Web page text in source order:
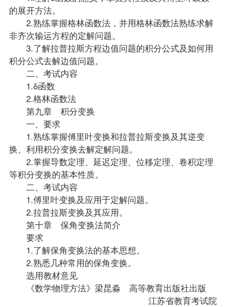
的展开方法。
2.熟练掌握格林函数法，并用格林函数法熟练求解
非齐次输运方程的定解问题。
3.了解拉普拉斯方程边值问题的积分公式及如何用
积分公式去解边值问题。
二、考试内容
1.δ函数
2.格林函数法
第九章 积分变换
一、要求
1.熟练掌握傅里叶变换和拉普拉斯变换及其逆变
换、利用积分变换去解定解问题。
2.掌握导数定理、延迟定理、位移定理、卷积定理
等积分变换的基本性质。
二、考试内容
1.傅里叶变换及应用于定解问题。
2.拉普拉斯变换及其应用。
第十章 保角变换法简介
要求
1.了解保角变换法的基本思想。
2.熟悉几种常用的保角变换。
选用教材意见
《数学物理方法》梁昆淼 高等教育出版社出版
江苏省教育考试院